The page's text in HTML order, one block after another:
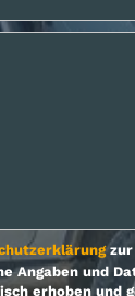
zur
Angaben und
erhoben und